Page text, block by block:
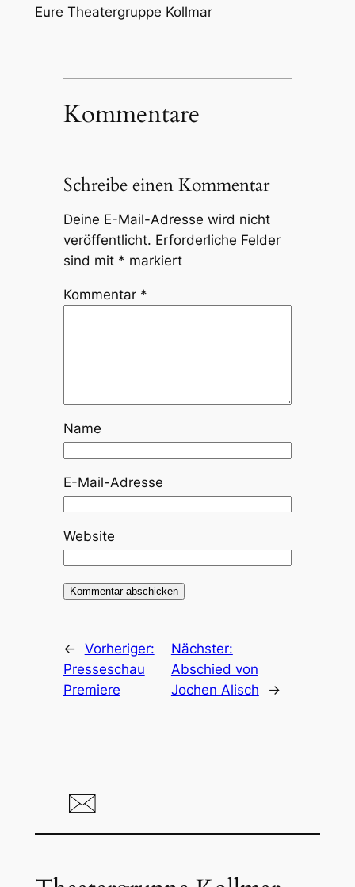
Eure Theatergruppe Kollmar
Kommentare
Schreibe einen Kommentar
Deine E-Mail-Adresse wird nicht
veröffentlicht. Erforderliche Felder
sind mit * markiert
Kommentar *
Name
E-Mail-Adresse
Website
← Vorheriger:
Presseschau
Premiere
Nächster:
Abschied von
Jochen Alisch
→